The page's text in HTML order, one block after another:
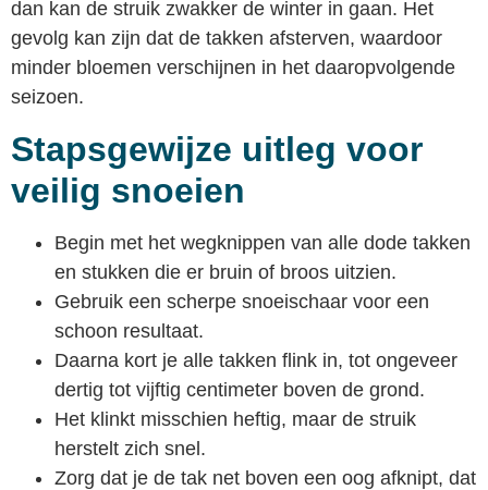
dan kan de struik zwakker de winter in gaan. Het
gevolg kan zijn dat de takken afsterven, waardoor
minder bloemen verschijnen in het daaropvolgende
seizoen.
Stapsgewijze uitleg voor
veilig snoeien
Begin met het wegknippen van alle dode takken
en stukken die er bruin of broos uitzien.
Gebruik een scherpe snoeischaar voor een
schoon resultaat.
Daarna kort je alle takken flink in, tot ongeveer
dertig tot vijftig centimeter boven de grond.
Het klinkt misschien heftig, maar de struik
herstelt zich snel.
Zorg dat je de tak net boven een oog afknipt, dat